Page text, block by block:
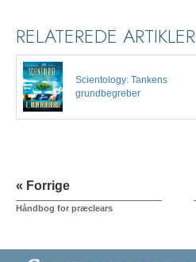
RELATEREDE ARTIKLER
Scientology: Tankens
grundbegreber
« Forrige
Håndbog for præclears